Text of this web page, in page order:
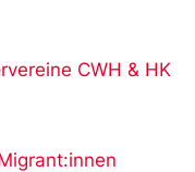
CWH & HK